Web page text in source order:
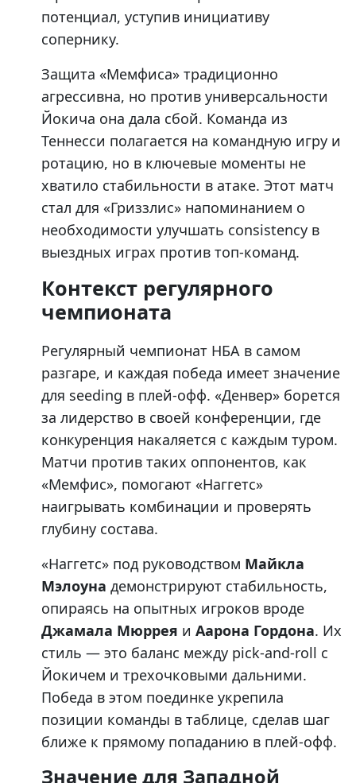
потенциал, уступив инициативу
сопернику.
Защита «Мемфиса» традиционно
агрессивна, но против универсальности
Йокича она дала сбой. Команда из
Теннесси полагается на командную игру и
ротацию, но в ключевые моменты не
хватило стабильности в атаке. Этот матч
стал для «Гриззлис» напоминанием о
необходимости улучшать consistency в
выездных играх против топ-команд.
Контекст регулярного
чемпионата
Регулярный чемпионат НБА в самом
разгаре, и каждая победа имеет значение
для seeding в плей-офф. «Денвер» борется
за лидерство в своей конференции, где
конкуренция накаляется с каждым туром.
Матчи против таких оппонентов, как
«Мемфис», помогают «Наггетс»
наигрывать комбинации и проверять
глубину состава.
«Наггетс» под руководством Майкла
Мэлоуна демонстрируют стабильность,
опираясь на опытных игроков вроде
Джамала Мюррея и Аарона Гордона. Их
стиль — это баланс между pick-and-roll с
Йокичем и трехочковыми дальними.
Победа в этом поединке укрепила
позиции команды в таблице, сделав шаг
ближе к прямому попаданию в плей-офф.
Значение для Западной